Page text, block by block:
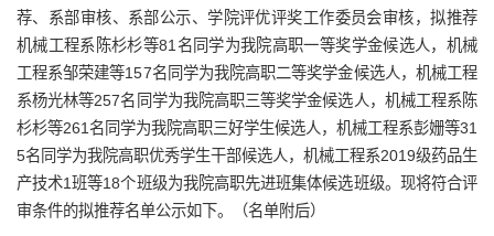
荐、系部审核、系部公示、学院评优评奖工作委员会审核，拟推荐
机械工程系陈杉杉等81名同学为我院高职一等奖学金候选人，机械
工程系邹荣建等157名同学为我院高职二等奖学金候选人，机械工程
系杨光林等257名同学为我院高职三等奖学金候选人，机械工程系陈
杉杉等261名同学为我院高职三好学生候选人，机械工程系彭姗等31
5名同学为我院高职优秀学生干部候选人，机械工程系2019级药品生
产技术1班等18个班级为我院高职先进班集体候选班级。现将符合评
审条件的拟推荐名单公示如下。（名单附后）